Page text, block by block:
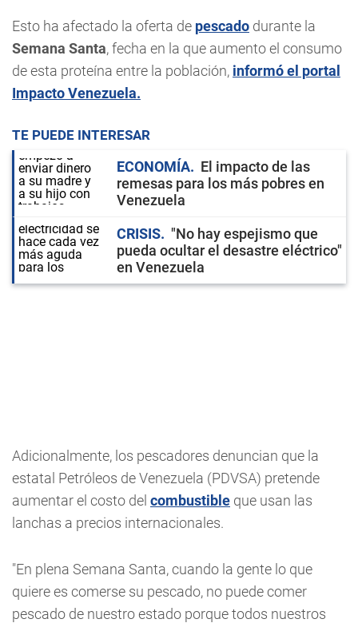
Esto ha afectado la oferta de pescado durante la
Semana Santa, fecha en la que aumento el consumo
de esta proteína entre la población, informó el portal
Impacto Venezuela.
TE PUEDE INTERESAR
ECONOMÍA
El impacto de las
remesas para los más pobres en
Venezuela
CRISIS
"No hay espejismo que
pueda ocultar el desastre eléctrico"
en Venezuela
Adicionalmente, los pescadores denuncian que la
estatal Petróleos de Venezuela (PDVSA) pretende
aumentar el costo del combustible que usan las
lanchas a precios internacionales.
"En plena Semana Santa, cuando la gente lo que
quiere es comerse su pescado, no puede comer
pescado de nuestro estado porque todos nuestros